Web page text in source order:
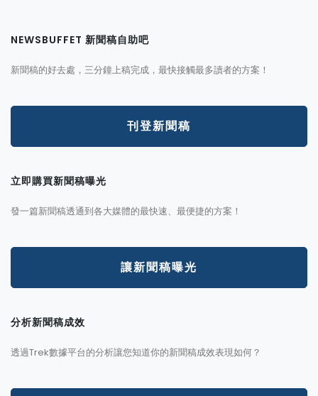
NEWSBUFFET 新聞稿自助吧
新聞稿的好去處，三分鐘上稿完成，最快接觸最多讀者的方案！
刊登新聞稿
立即購買新聞稿曝光
發一篇新聞稿透通到各大媒體的最快速、最便捷的方案！
讓新聞稿曝光
分析新聞稿成效
透過Trek數據平台的分析讓您知道你的新聞稿成效表現如何？